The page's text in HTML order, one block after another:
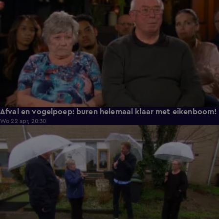
Afval en vogelpoep: buren helemaal klaar met eikenboom!
Wo 22 apr, 20:30